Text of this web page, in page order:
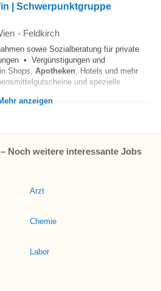
| Schwerpunktgruppe
- Feldkirch
sowie Sozialberatung für private
• Vergünstigungen und
Shops, Apotheken, Hotels und mehr
und spezielle
anzeigen
Noch weitere interessante Jobs
Arzt
Chemie
Labor